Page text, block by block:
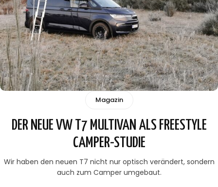
Magazin
DER NEUE VW T7 MULTIVAN ALS FREESTYLE
CAMPER-STUDIE
Wir haben den neuen T7 nicht nur optisch verändert, sondern
auch zum Camper umgebaut.